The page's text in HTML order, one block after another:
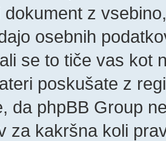
dokument z
osebnih
se to tiče vas kot
poskušate z
da phpBB Group
za kakršna koli